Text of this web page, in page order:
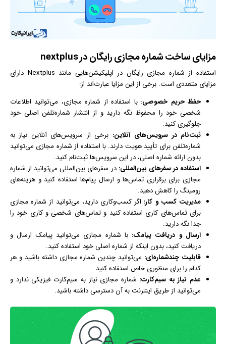
مزایای ساخت شماره مجازی رایگان در nextplus
استفاده از شماره مجازی رایگان در اپلیکیشن‌هایی مانند Nextplus دارای
مزایای متعددی است. برخی از این مزایا عبارت‌اند از:
حفظ حریم خصوصی: با استفاده از شماره مجازی، می‌توانید اطلاعات
شخصی خود را محفوظ نگه دارید و از انتشار شماره‌تلفن اصلی خود
جلوگیری کنید.
ثبت‌نام در سرویس‌های آنلاین: برخی از سرویس‌های آنلاین نیاز به
شماره‌تلفن برای تأیید هویت دارند. با استفاده از شماره مجازی می‌توانید
بدون ارائه شماره اصلی، در این سرویس‌ها ثبت‌نام کنید.
استفاده در سفرهای بین‌المللی: در سفرهای بین‌المللی می‌توانید از شماره
مجازی برای برقراری تماس‌ها و ارسال پیام‌ها استفاده کنید و هزینه‌های
رومینگ را کاهش دهید.
مدیریت کسب و کار: اگر کسب‌وکاری دارید، می‌توانید از شماره مجازی
برای تماس‌های کاری استفاده کنید و تماس‌های شخصی و کاری خود را
جدا نگه دارید.
ارسال و دریافت پیامک: با شماره مجازی می‌توانید پیامک ارسال و
دریافت کنید، بدون اینکه از شماره اصلی خود استفاده کنید.
قابلیت چندشماره‌ای: می‌توانید چندین شماره مجازی داشته باشید و هر
کدام را برای منظوری خاص استفاده کنید.
عدم نیاز به سیم‌کارت: شماره مجازی نیاز به سیم‌کارت فیزیکی ندارد و
می‌توانید از طریق اینترنتبه آن دسترسی داشته باشید.